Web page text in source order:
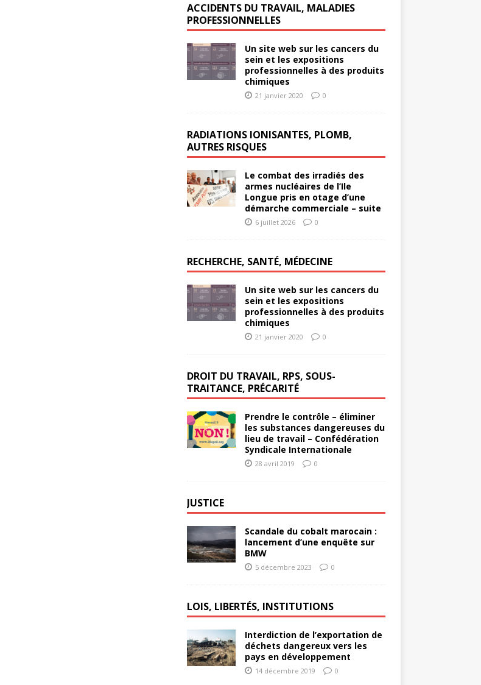
ACCIDENTS DU TRAVAIL, MALADIES
PROFESSIONNELLES
Un site web sur les cancers du
sein et les expositions
professionnelles à des produits
chimiques
21 janvier 2020 0
RADIATIONS IONISANTES, PLOMB,
AUTRES RISQUES
Le combat des irradiés des
armes nucléaires de l’Ile
Longue pris en otage d’une
démarche commerciale – suite
6 juillet 2026 0
RECHERCHE, SANTÉ, MÉDECINE
Un site web sur les cancers du
sein et les expositions
professionnelles à des produits
chimiques
21 janvier 2020 0
DROIT DU TRAVAIL, RPS, SOUS-
TRAITANCE, PRÉCARITÉ
Prendre le contrôle – éliminer
les substances dangereuses du
lieu de travail – Confédération
Syndicale Internationale
28 avril 2019 0
JUSTICE
Scandale du cobalt marocain :
lancement d’une enquête sur
BMW
5 décembre 2023 0
LOIS, LIBERTÉS, INSTITUTIONS
Interdiction de l’exportation de
déchets dangereux vers les
pays en développement
14 décembre 2019 0